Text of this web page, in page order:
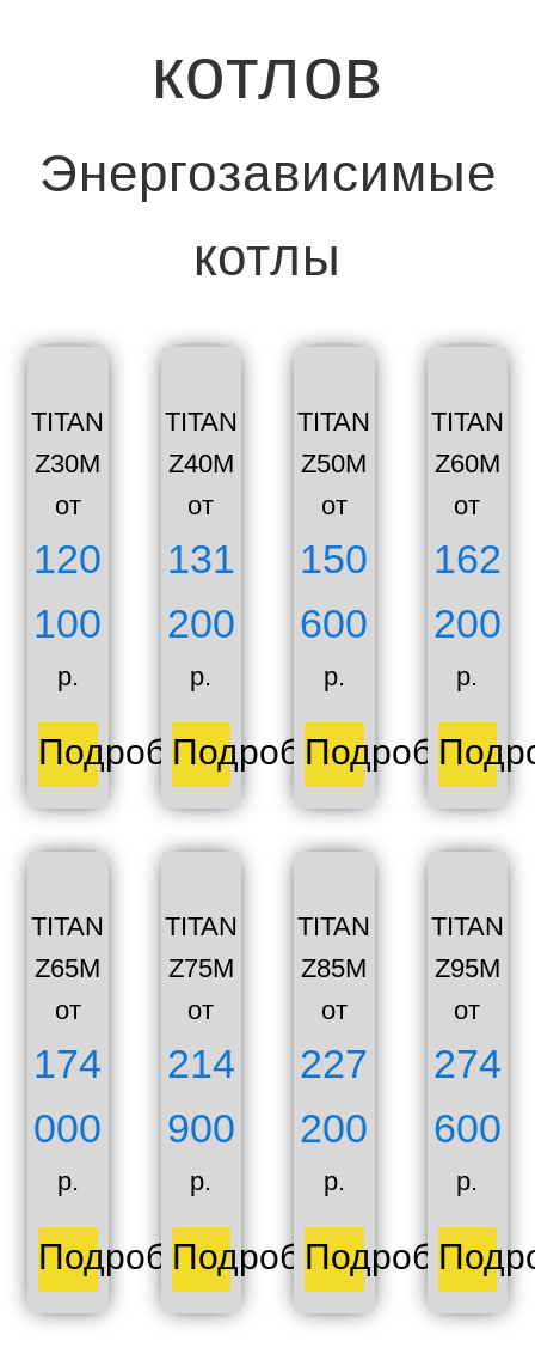
котлов
Энергозависимые
котлы
TITAN
Z30M
от
120
100
р.
Подробнее
TITAN
Z40M
от
131
200
р.
Подробнее
TITAN
Z50M
от
150
600
р.
Подробнее
TITAN
Z60M
от
162
200
р.
TITAN
Z65M
от
174
000
р.
Подробнее
TITAN
Z75M
от
214
900
р.
Подробнее
TITAN
Z85M
от
227
200
р.
Подробнее
TITAN
Z95M
от
274
600
р.